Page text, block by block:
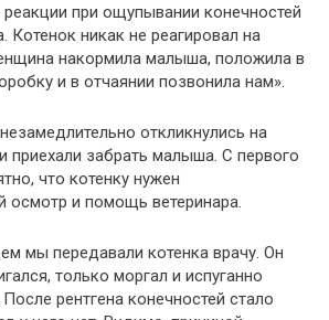
при ощупывании конечностей
Котенок никак не реагировал на
накормила малыша, положила в
и в отчаянии позвонила нам».
откликнулись на
забрать малыша. С первого
что котенку нужен
осмотр и помощь ветеринара.
мы передавали котенка врачу. Он
только моргал и испуганно
рентгена конечностей стало